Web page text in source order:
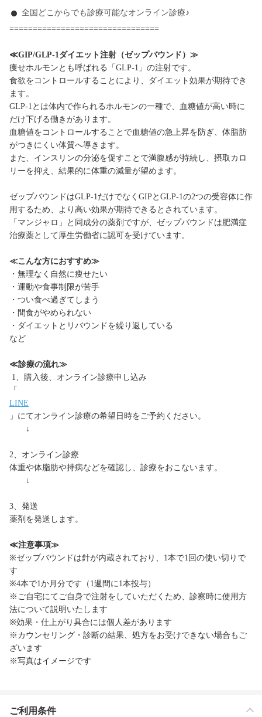
全国どこからでも診療可能なオンライン診療♪
================================
≪GIP/GLP-1ダイエット注射（ゼップバウンド）≫
痩せホルモンとも呼ばれる「GLP-1」の注射です。
食欲をコントロールすることにより、ダイエット効果が期待でき
ます。
GLP-1とは体内で作られるホルモンの一種で、血糖値が高い時に
だけ下げる働きがあります。
血糖値をコントロールすることで血糖値の急上昇を防ぎ、体脂肪
がつきにくい体質へ導きます。
また、インスリンの分泌を促すことで満腹感が持続し、摂取カロ
リーを抑え、結果的に体重の減量が望めます。
ゼップバウンドはGLP-1だけでなくGIPとGLP-1の2つの受容体に作
用するため、より高い効果が期待できるとされています。
「マンジャロ」と同成分の薬剤ですが、ゼップバウンドは肥満症
治療薬として厚生労働省に認可を受けています。
≪こんな方におすすめ≫
・無理なく自然に痩せたい
・運動や食事制限が苦手
・つい食べ過ぎてしまう
・間食がやめられない
・ダイエットとリバウンドを繰り返している
など
≪診療の流れ≫
1、購入後、オンライン診療申し込み
「
LINE
」にてオンライン診療の希望日時をご予約ください。
↓
2、オンライン診療
体重や体脂肪や持病などを確認し、診療をおこないます。
↓
3、発送
薬剤を発送します。
≪注意事項≫
※ゼップバウンドは針が内蔵されており、1本で1回の使い切りで
す
※4本で1か月分です（1週間に1本投与）
※ご自宅にてご自身で注射をしていただくため、診察時に使用方
法について説明いたします
※効果・仕上がり具合には個人差があります
※カウンセリング・診断の結果、処方をお受けできない場合もご
ざいます
※写真はイメージです
ご利用条件